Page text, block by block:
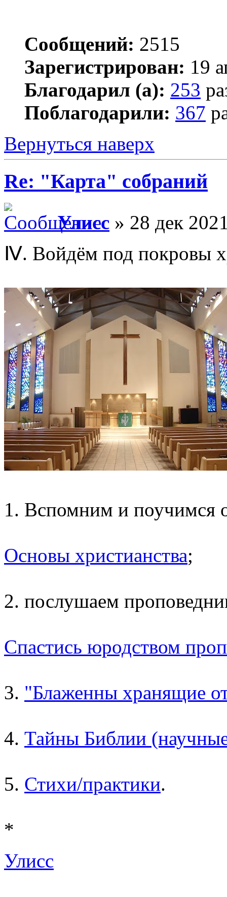
Сообщений: 2515
Зарегистрирован: 19
Благодарил (а): 253
Поблагодарили: 367
Вернуться наверх
Re: "Карта" собраний
Улисс » 28 дек
Ⅳ. Войдём под покровы
1. Вспомним и поучимся
Основы христианства;
2. послушаем
Спастись юродством
3. "Блаженны хранящие
4. Тайны Библии
5. Стихи/практики.
*
Улисс